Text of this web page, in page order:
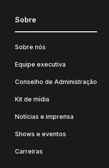
Sobre
Sobre nós
Equipe executiva
Conselho de Administração
Kit de mídia
Notícias e imprensa
Shows e eventos
Carreiras